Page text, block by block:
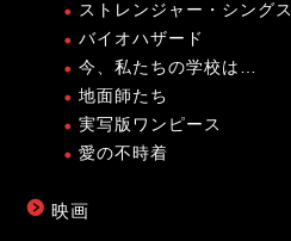
ストレンジャー・シングス
バイオハザード
今、私たちの学校は…
地面師たち
実写版ワンピース
愛の不時着
映画